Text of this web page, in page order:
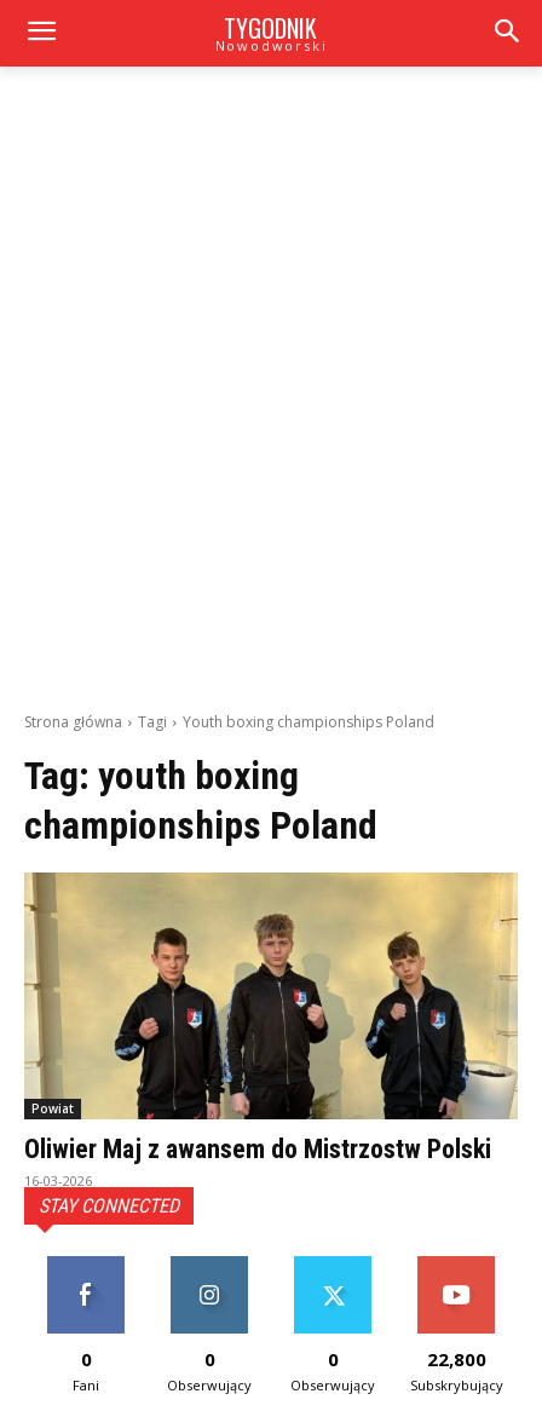
TYGODNIK
Nowodworski
Strona główna Tagi Youth boxing championships Poland
Tag: youth boxing
championships Poland
Powiat
Oliwier Maj z awansem do Mistrzostw Polski
16-03-2026
STAY CONNECTED
0
Fani
0
Obserwujący
0
Obserwujący
22,800
Subskrybujący